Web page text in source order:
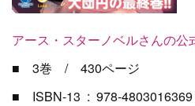
アース・スターノベルさんの公
■ 3巻 / 430ページ
■ ISBN-13 ‏ : ‎ 978-4803016369